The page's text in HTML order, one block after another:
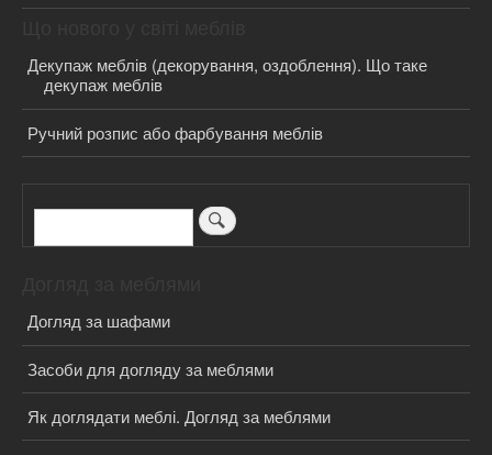
Декупаж меблів (декорування, оздоблення). Що таке
декупаж меблів
Ручний розпис або фарбування меблів
Пошук
Догляд за шафами
Засоби для догляду за меблями
Як доглядати меблі. Догляд за меблями